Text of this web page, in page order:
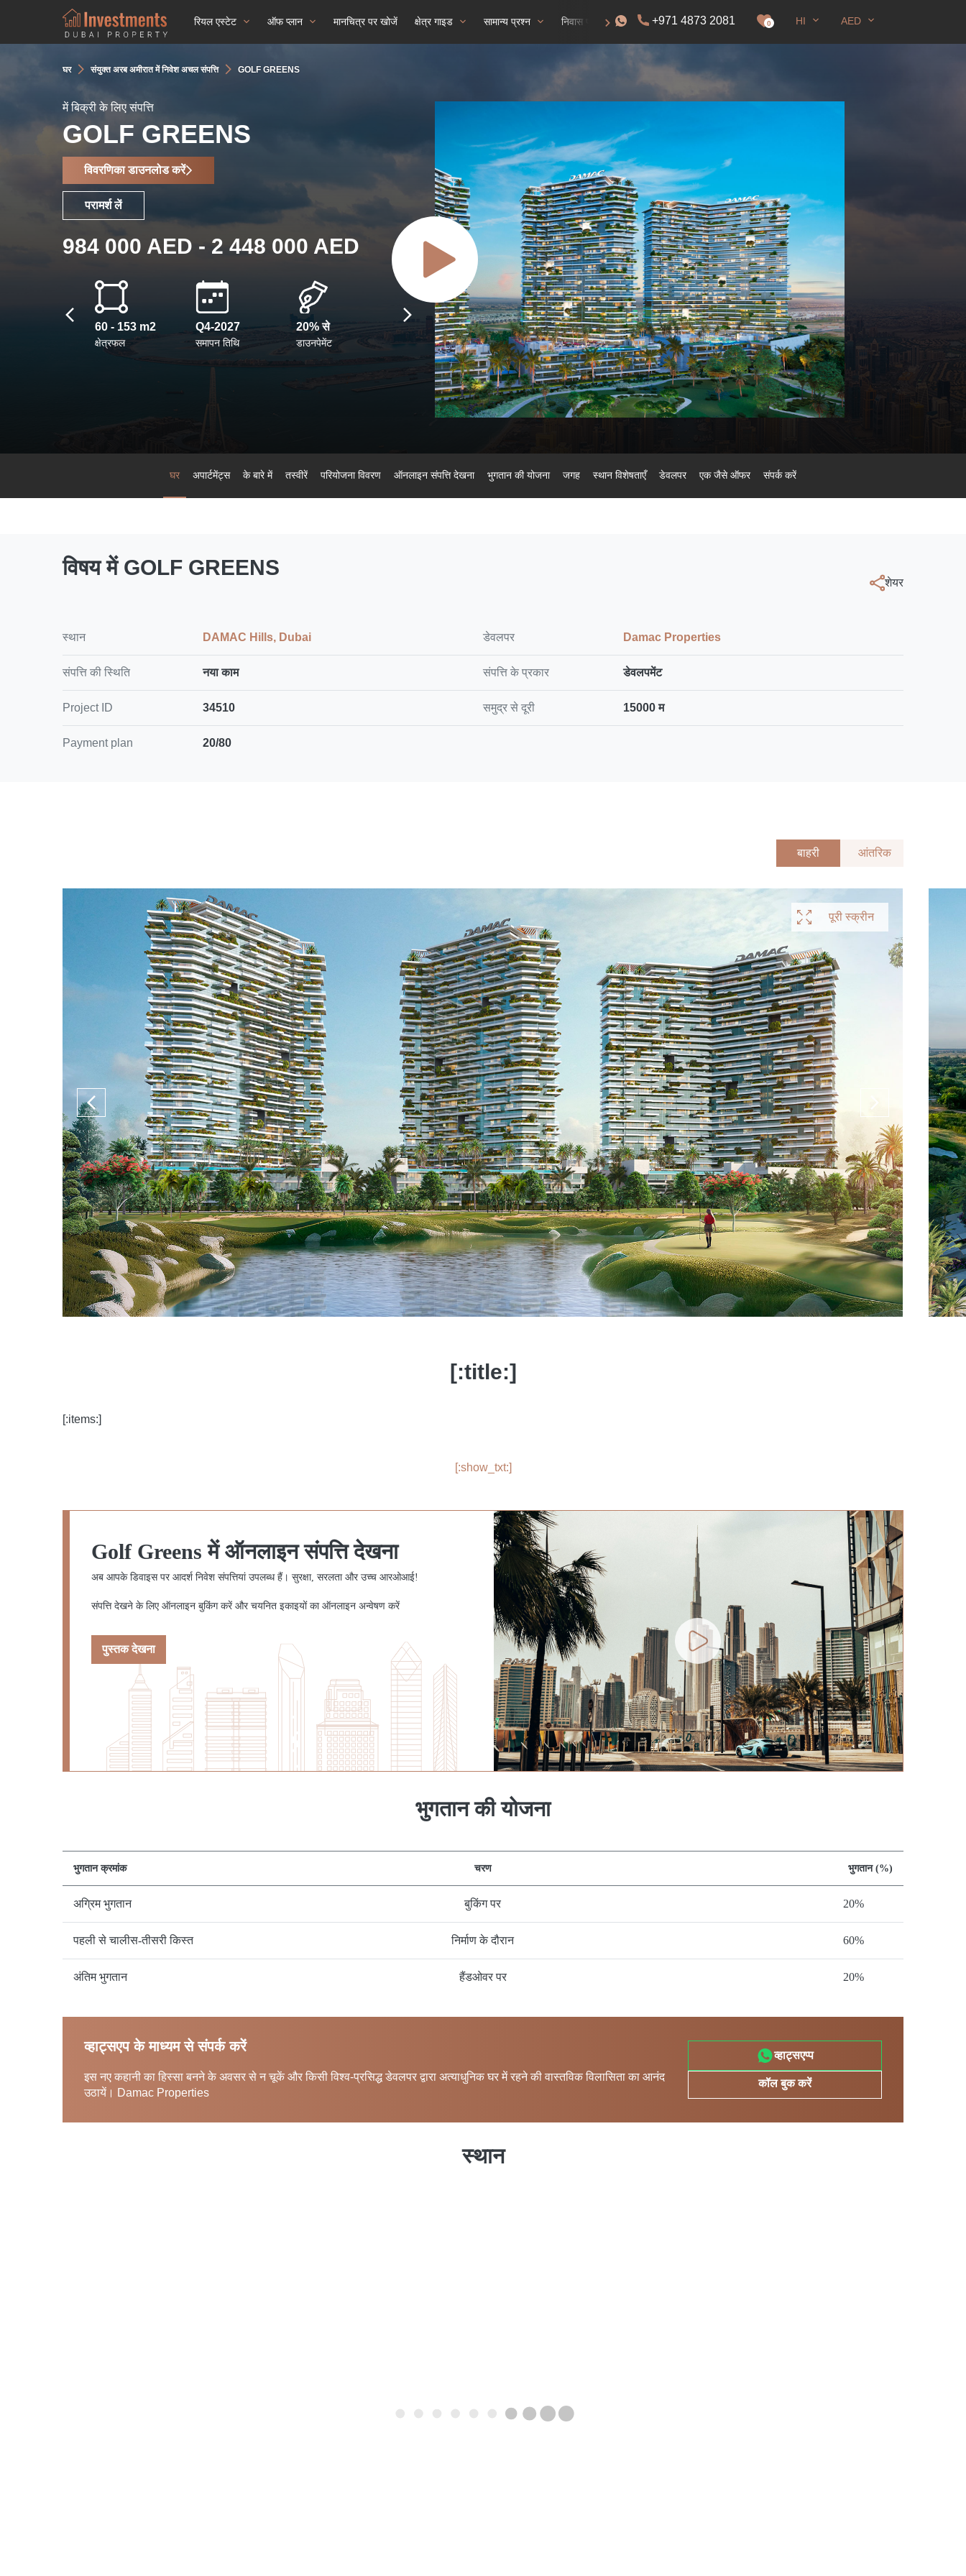
रियल एस्टेट ऑफ प्लान मानचित्र पर खोजें क्षेत्र गाइड सामान्य प्रश्न निवास परमिट प्राप्त करना+971 4873 2081 0 HI AED
घर संयुक्त अरब अमीरात में निवेश अचल संपत्ति GOLF GREENS
में बिक्री के लिए संपत्ति
GOLF GREENS
विवरणिका डाउनलोड करें
परामर्श लें
984 000 AED - 2 448 000 AED
60 - 153 m2
क्षेत्रफल
Q4-2027
समापन तिथि
20% से
डाउनपेमेंट
संपत्ति सौंपे जाने के बाद
20%
प्रतिष्ठित इलाका
घर अपार्टमेंट्स के बारे में तस्वीरें परियोजना विवरण ऑनलाइन संपत्ति देखना भुगतान की योजना जगह स्थान विशेषताएँ डेवलपर एक जैसे ऑफर संपर्क करें
विषय में GOLF GREENS
शेयर
स्थान DAMAC Hills, Dubai डेवलपर Damac Properties
संपत्ति की स्थिति नया काम संपत्ति के प्रकार डेवलपमेंट
Project ID 34510 समुद्र से दूरी 15000 म
Payment plan 20/80
बाहरी आंतरिक
पूरी स्क्रीन
[:title:]
[:items:]
[:show_txt:]
Golf Greens में ऑनलाइन संपत्ति देखना
अब आपके डिवाइस पर आदर्श निवेश संपत्तियां उपलब्ध हैं। सुरक्षा, सरलता और उच्च आरओआई!
संपत्ति देखने के लिए ऑनलाइन बुकिंग करें और चयनित इकाइयों का ऑनलाइन अन्वेषण करें
पुस्तक देखना
भुगतान की योजना
भुगतान क्रमांक चरण भुगतान (%)
अग्रिम भुगतान बुकिंग पर 20%
पहली से चालीस-तीसरी किस्त निर्माण के दौरान 60%
अंतिम भुगतान हैंडओवर पर 20%
व्हाट्सएप के माध्यम से संपर्क करें
इस नए कहानी का हिस्सा बनने के अवसर से न चूकें और किसी विश्व-प्रसिद्ध डेवलपर द्वारा अत्याधुनिक घर में रहने की वास्तविक विलासिता का आनंद
उठायें। Damac Properties
व्हाट्सएप्प
कॉल बुक करें
स्थान